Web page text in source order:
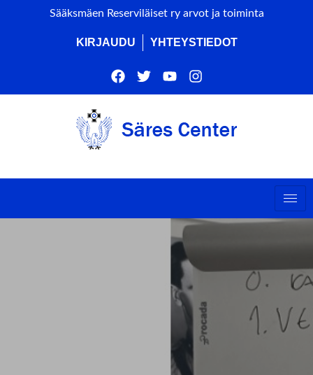
Sääksmäen Reserviläiset ry arvot ja toiminta
KIRJAUDU YHTEYSTIEDOT